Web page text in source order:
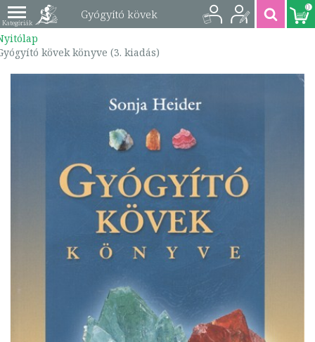
Gyógyító kövek
9789632912462
0
kövek könyve (3. kiadás)